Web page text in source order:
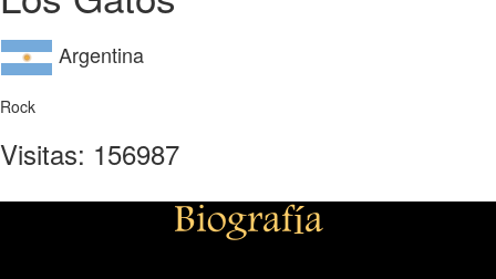
Argentina
Rock
Visitas: 156987
Biografía